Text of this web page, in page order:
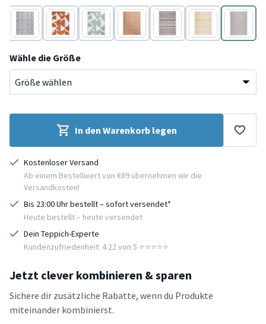
Grau TerracottaGrün TerracottaGrau Gelb
Grau
Wähle die Größe
In den Warenkorb legen
Kostenloser Versand
Ab einem Bestellwert von €89 übernehmen wir die
Versandkosten!
Bis 23:00 Uhr bestellt – sofort versendet*
Heute bestellt – heute versendet
Dein Teppich-Experte
Kundenzufriedenheit: 4.22 von 5 ⭐️⭐️⭐️⭐️⭐️
Jetzt clever kombinieren & sparen
Sichere dir zusätzliche Rabatte, wenn du Produkte
miteinander kombinierst.